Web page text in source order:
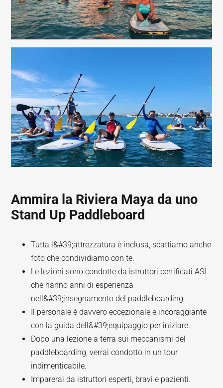
Ammira la Riviera Maya da uno
Stand Up Paddleboard
Tutta l&#39;attrezzatura è inclusa, scattiamo anche
foto che condividiamo con te.
Le lezioni sono condotte da istruttori certificati ASI
che hanno anni di esperienza
nell&#39;insegnamento del paddleboarding.
Il personale è davvero eccezionale e incoraggiante
con la guida dell&#39;equipaggio per iniziare.
Dopo una lezione a terra sui meccanismi del
paddleboarding, verrai condotto in un tour
indimenticabile.
Imparerai da istruttori esperti, bravi e pazienti.